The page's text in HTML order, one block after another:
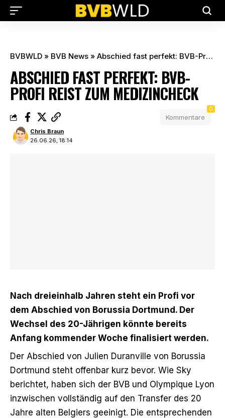
BVBWLD » BVB News » Abschied fast perfekt: BVB-Profi reist zum Medizincheck
ABSCHIED FAST PERFEKT: BVB-
PROFI REIST ZUM MEDIZINCHECK
26.06.26, 18:14
Chris Braun
Kommentare
0
Nach dreieinhalb Jahren steht ein Profi vor
dem Abschied von Borussia Dortmund. Der
Wechsel des 20-Jährigen könnte bereits
Anfang kommender Woche finalisiert werden.
Der Abschied von Julien Duranville von Borussia
Dortmund steht offenbar kurz bevor. Wie Sky
berichtet, haben sich der BVB und Olympique Lyon
inzwischen vollständig auf den Transfer des 20
Jahre alten Belgiers geeinigt. Die entsprechenden